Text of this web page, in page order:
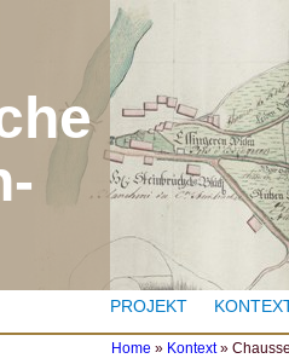
PROJEKT
Home » Kontext»